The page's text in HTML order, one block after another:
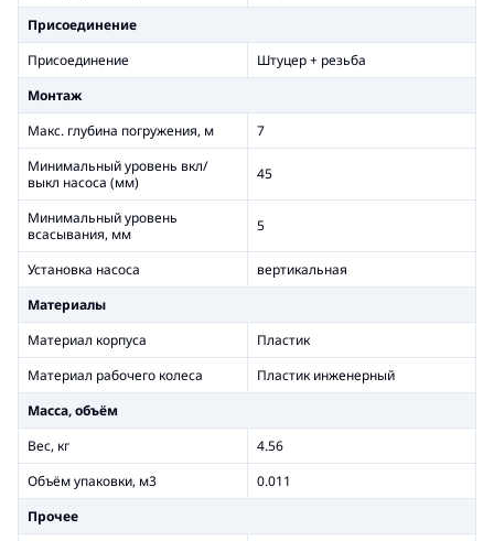
Присоединение
Присоединение
Штуцер + резьба
Монтаж
Макс. глубина погружения, м
7
Минимальный уровень вкл/
выкл насоса (мм)
45
Минимальный уровень
всасывания, мм
5
Установка насоса
вертикальная
Материалы
Материал корпуса
Пластик
Материал рабочего колеса
Пластик инженерный
Масса, объём
Вес, кг
4.56
Объём упаковки, м3
0.011
Прочее